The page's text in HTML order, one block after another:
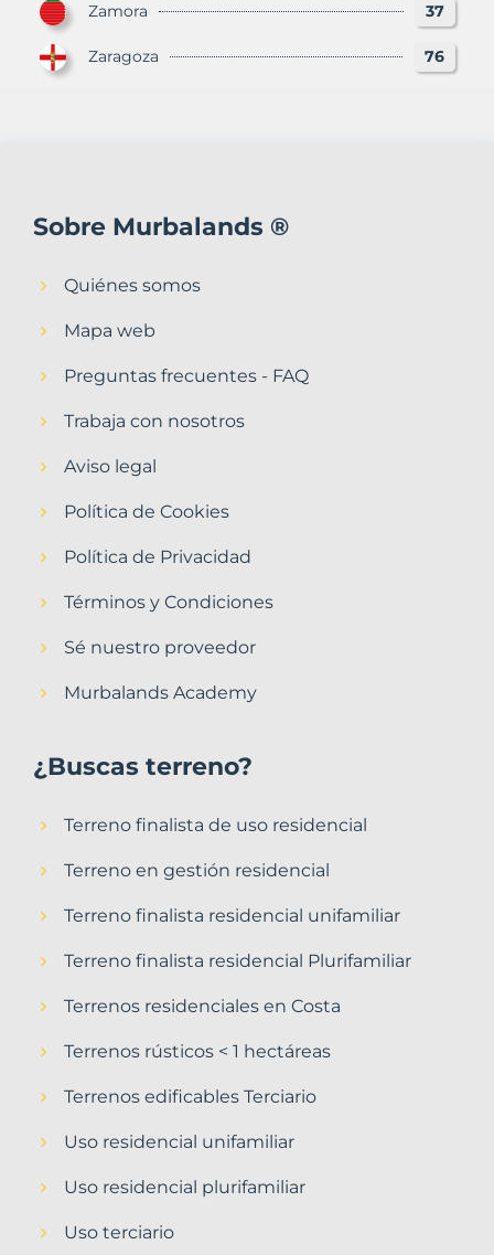
Zamora 37
Zaragoza 76
Sobre Murbalands ®
Quiénes somos
Mapa web
Preguntas frecuentes - FAQ
Trabaja con nosotros
Aviso legal
Política de Cookies
Política de Privacidad
Términos y Condiciones
Sé nuestro proveedor
Murbalands Academy
¿Buscas terreno?
Terreno finalista de uso residencial
Terreno en gestión residencial
Terreno finalista residencial unifamiliar
Terreno finalista residencial Plurifamiliar
Terrenos residenciales en Costa
Terrenos rústicos < 1 hectáreas
Terrenos edificables Terciario
Uso residencial unifamiliar
Uso residencial plurifamiliar
Uso terciario